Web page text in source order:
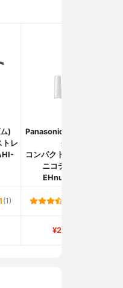
)
トレ
Panasonic(パナソニッ
ク)
コンパクトアイロン ミ
ニコテ 2Way
EHnullHV14
(1)
¥2,899